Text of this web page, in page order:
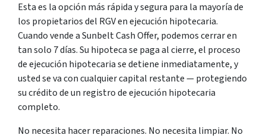
Esta es la opción más rápida y segura para la mayoría de
los propietarios del RGV en ejecución hipotecaria.
Cuando vende a Sunbelt Cash Offer, podemos cerrar en
tan solo 7 días. Su hipoteca se paga al cierre, el proceso
de ejecución hipotecaria se detiene inmediatamente, y
usted se va con cualquier capital restante — protegiendo
su crédito de un registro de ejecución hipotecaria
completo.
No necesita hacer reparaciones. No necesita limpiar. No